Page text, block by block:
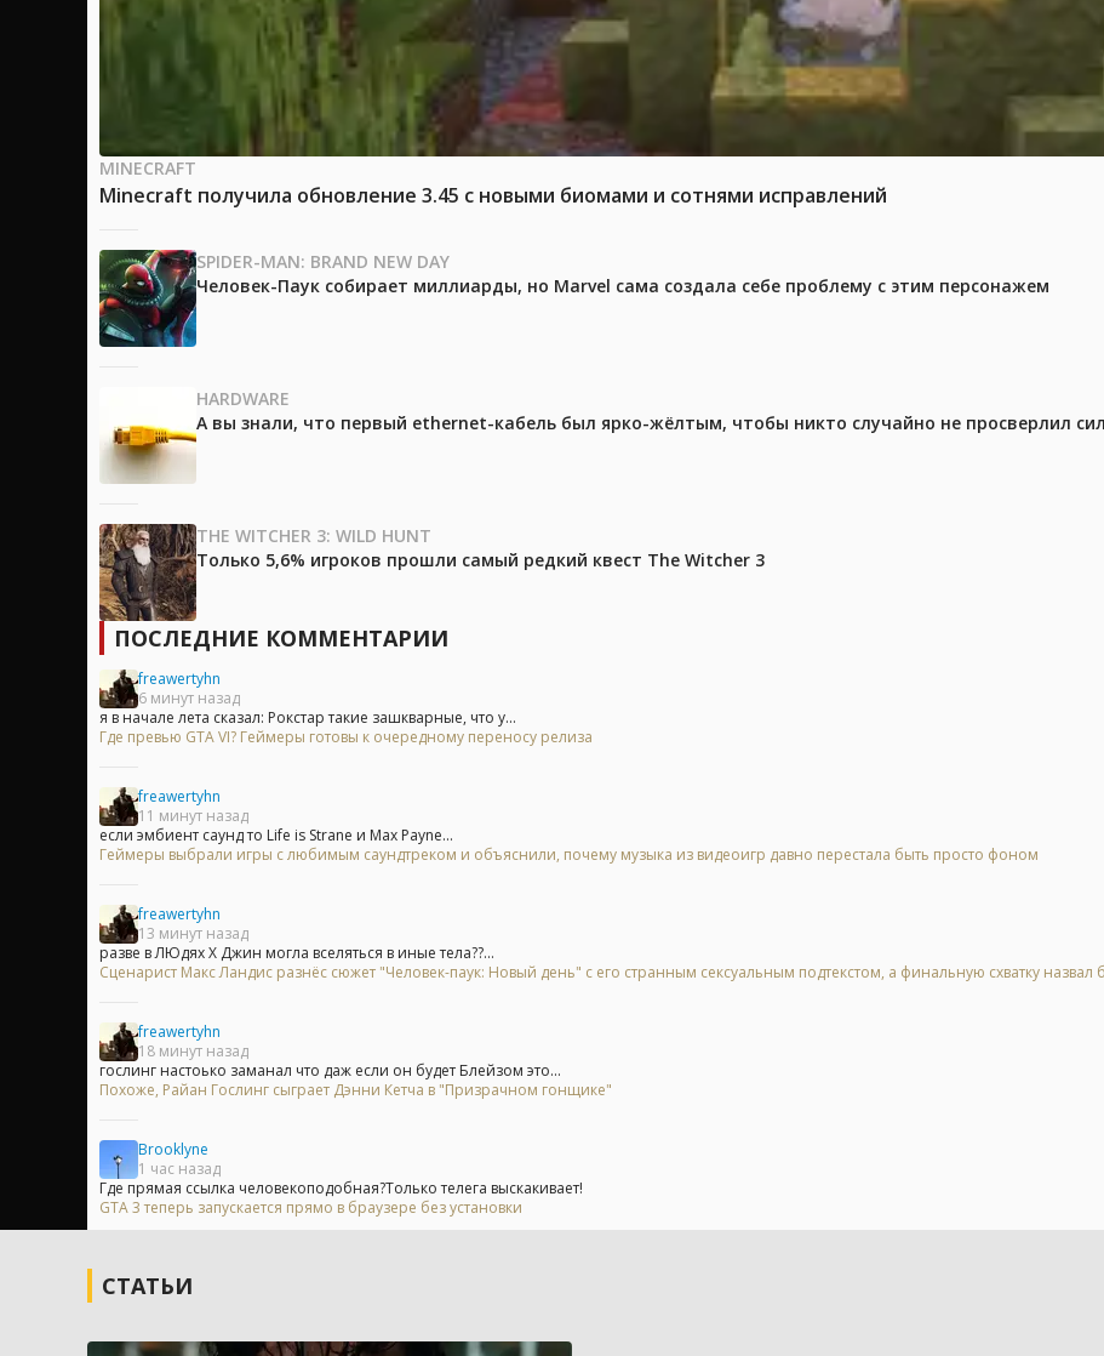
MINECRAFT
Minecraft получила обновление 3.45 с новыми биомами и сотнями исправлений
SPIDER-MAN: BRAND NEW DAY
Человек-Паук собирает миллиарды, но Marvel сама создала себе проблему с этим персонажем
HARDWARE
А вы знали, что первый ethernet-кабель был ярко-жёлтым, чтобы никто случайно не просверлил
THE WITCHER 3: WILD HUNT
Только 5,6% игроков прошли самый редкий квест The Witcher 3
ПОСЛЕДНИЕ КОММЕНТАРИИ
freawertyhn
6 минут назад
я в начале лета сказал: Рокстар такие зашкварные, что у...
Где превью GTA VI? Геймеры готовы к очередному переносу релиза
freawertyhn
11 минут назад
если эмбиент саунд то Life is Strane и Max Payne...
Геймеры выбрали игры с любимым саундтреком и объяснили, почему музыка из видеоигр давно перестала быть просто фоном
freawertyhn
13 минут назад
разве в ЛЮдях Х Джин могла вселяться в иные тела??...
Сценарист Макс Ландис разнёс сюжет "Человек-паук: Новый день" с его странным сексуальным подтекстом, а финальную схватку назвал
freawertyhn
18 минут назад
гослинг настоько заманал что даж если он будет Блейзом это...
Похоже, Райан Гослинг сыграет Дэнни Кетча в "Призрачном гонщике"
Brooklyne
1 час назад
Где прямая ссылка человекоподобная?Только телега выскакивает!
GTA 3 теперь запускается прямо в браузере без установки
СТАТЬИ